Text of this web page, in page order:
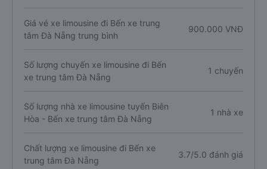
Giá vé xe limousine đi Bến xe trung
tâm Đà Nẵng trung bình
900.000 VNĐ
Số lượng chuyến xe limousine đi Bến
xe trung tâm Đà Nẵng
1 chuyến
Số lượng nhà xe limousine tuyến Biên
Hòa - Bến xe trung tâm Đà Nẵng
1 nhà xe
Chất lượng xe limousine đi Bến xe
trung tâm Đà Nẵng
3.7/5.0 đánh giá